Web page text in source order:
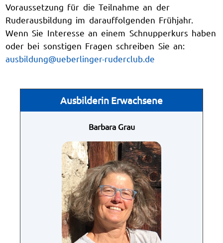
Voraussetzung für die Teilnahme an der
Ruderausbildung im darauffolgenden Frühjahr.
Wenn Sie Interesse an einem Schnupperkurs haben
oder bei sonstigen Fragen schreiben Sie an:
ausbildung@ueberlinger-ruderclub.de
Ausbilderin Erwachsene
Barbara Grau